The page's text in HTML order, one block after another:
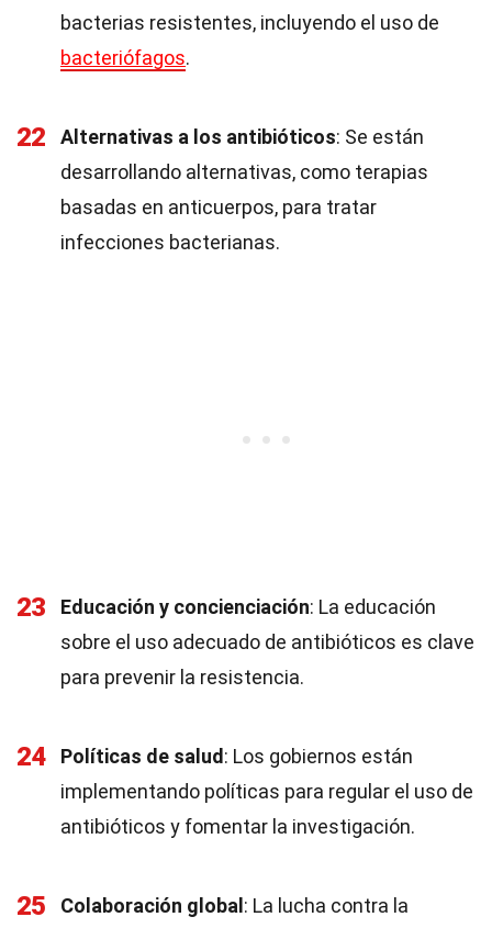
bacterias resistentes, incluyendo el uso de
bacteriófagos.
22 Alternativas a los antibióticos: Se están
desarrollando alternativas, como terapias
basadas en anticuerpos, para tratar
infecciones bacterianas.
23 Educación y concienciación: La educación
sobre el uso adecuado de antibióticos es clave
para prevenir la resistencia.
24 Políticas de salud : Los gobiernos están
implementando políticas para regular el uso de
antibióticos y fomentar la investigación.
25 Colaboración global : La lucha contra la